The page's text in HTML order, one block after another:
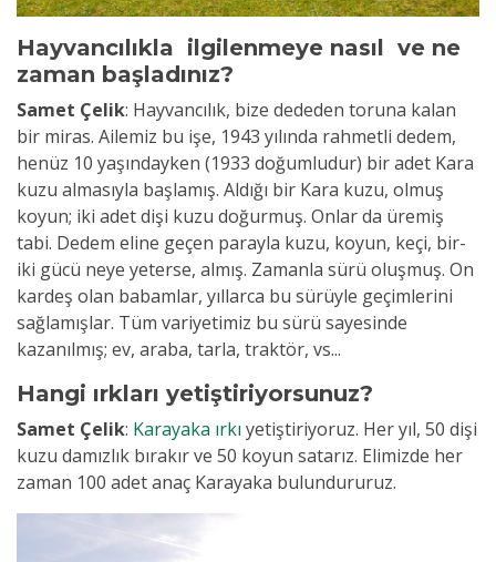
Hayvancılıkla ilgilenmeye nasıl ve ne
zaman başladınız?
Samet Çelik: Hayvancılık, bize dededen toruna kalan
bir miras. Ailemiz bu işe, 1943 yılında rahmetli dedem,
henüz 10 yaşındayken (1933 doğumludur) bir adet Kara
kuzu almasıyla başlamış. Aldığı bir Kara kuzu, olmuş
koyun; iki adet dişi kuzu doğurmuş. Onlar da üremiş
tabi. Dedem eline geçen parayla kuzu, koyun, keçi, bir-
iki gücü neye yeterse, almış. Zamanla sürü oluşmuş. On
kardeş olan babamlar, yıllarca bu sürüyle geçimlerini
sağlamışlar. Tüm variyetimiz bu sürü sayesinde
kazanılmış; ev, araba, tarla, traktör, vs...
Hangi ırkları yetiştiriyorsunuz?
Samet Çelik: Karayaka ırkı yetiştiriyoruz. Her yıl, 50 dişi
kuzu damızlık bırakır ve 50 koyun satarız. Elimizde her
zaman 100 adetanaç Karayaka bulundururuz.